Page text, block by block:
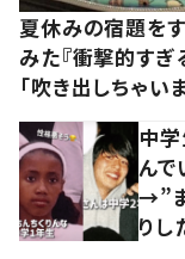
夏休みの宿題を
みた『衝撃的すぎ
「吹き出しちゃい
中
ん
→”
りし